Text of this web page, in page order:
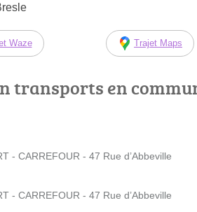
Waze Trajet Maps
transports en
- CARREFOUR - 47 Rue d’Abbeville
- CARREFOUR - 47 Rue d’Abbeville